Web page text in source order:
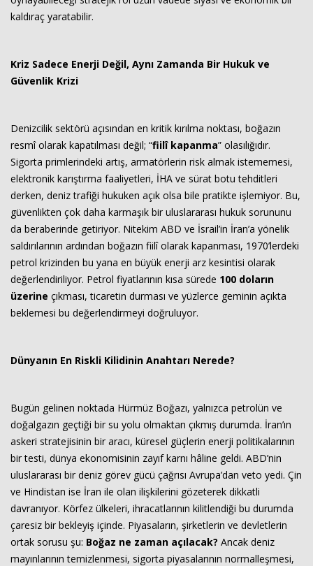
kaldıraç yaratabilir.
Kriz Sadece Enerji Değil, Aynı Zamanda Bir Hukuk ve
Güvenlik Krizi
Denizcilik sektörü açısından en kritik kırılma noktası, boğazın
resmî olarak kapatılması değil; “fiilî kapanma” olasılığıdır.
Sigorta primlerindeki artış, armatörlerin risk almak istememesi,
elektronik karıştırma faaliyetleri, İHA ve sürat botu tehditleri
derken, deniz trafiği hukuken açık olsa bile pratikte işlemiyor. Bu,
güvenlikten çok daha karmaşık bir uluslararası hukuk sorununu
da beraberinde getiriyor. Nitekim ABD ve İsrail’in İran’a yönelik
saldırılarının ardından boğazın fiilî olarak kapanması, 1970’lerdeki
petrol krizinden bu yana en büyük enerji arz kesintisi olarak
değerlendiriliyor. Petrol fiyatlarının kısa sürede 100 doların
üzerine çıkması, ticaretin durması ve yüzlerce geminin açıkta
beklemesi bu değerlendirmeyi doğruluyor.
Dünyanın En Riskli Kilidinin Anahtarı Nerede?
Bugün gelinen noktada Hürmüz Boğazı, yalnızca petrolün ve
doğalgazın geçtiği bir su yolu olmaktan çıkmış durumda. İran’ın
askeri stratejisinin bir aracı, küresel güçlerin enerji politikalarının
bir testi, dünya ekonomisinin zayıf karnı hâline geldi. ABD’nin
uluslararası bir deniz görev gücü çağrısı Avrupa’dan veto yedi. Çin
ve Hindistan ise İran ile olan ilişkilerini gözeterek dikkatli
davranıyor. Körfez ülkeleri, ihracatlarının kilitlendiği bu durumda
çaresiz bir bekleyiş içinde. Piyasaların, şirketlerin ve devletlerin
ortak sorusu şu: Boğaz ne zaman açılacak? Ancak deniz
mayınlarının temizlenmesi, sigorta piyasalarının normalleşmesi,